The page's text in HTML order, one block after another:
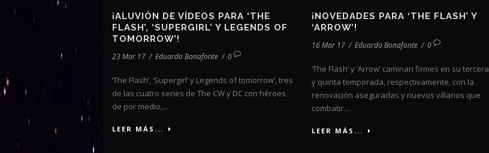
¡ALUVIÓN DE VÍDEOS PARA ‘THE
FLASH’, ‘SUPERGIRL’ Y LEGENDS OF
TOMORROW’!
23 Mar 17 / Eduardo Bonafonte / 0
‘The Flash’, ‘Supergirl’ y Legends of tomorrow’, tres
de las cuatro series de The CW y DC con héroes
de por medio,...
LEER MÁS...
¡NOVEDADES PARA ‘THE FLASH’ Y
‘ARROW’!
16 Mar 17 / Eduardo Bonafonte / 0
‘The Flash’ y ‘Arrow’ caminan firmes en su tercera
y quinta temporada, respectivamente, con la
renovación aseguradas y nuevos villanos que
combatir....
LEER MÁS...